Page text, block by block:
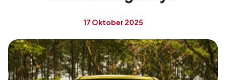
17 Oktober 2025